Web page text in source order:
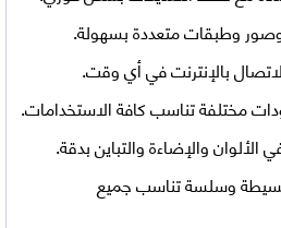
وطبقات متعددة بسهولة.
بالإنترنت في أي وقت.
مختلفة تناسب كافة الاستخدامات.
والإضاءة والتباين بدقة.
وسلسة تناسب جميع